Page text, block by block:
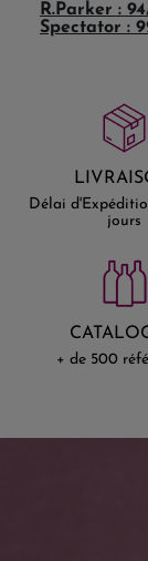
R.Parker : 94
Spectator :
Délai
jours
+ de 500